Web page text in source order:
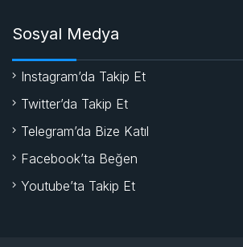
Sosyal Medya
Instagram’da Takip Et
Twitter’da Takip Et
Telegram’da Bize Katıl
Facebook’ta Beğen
Youtube’ta Takip Et